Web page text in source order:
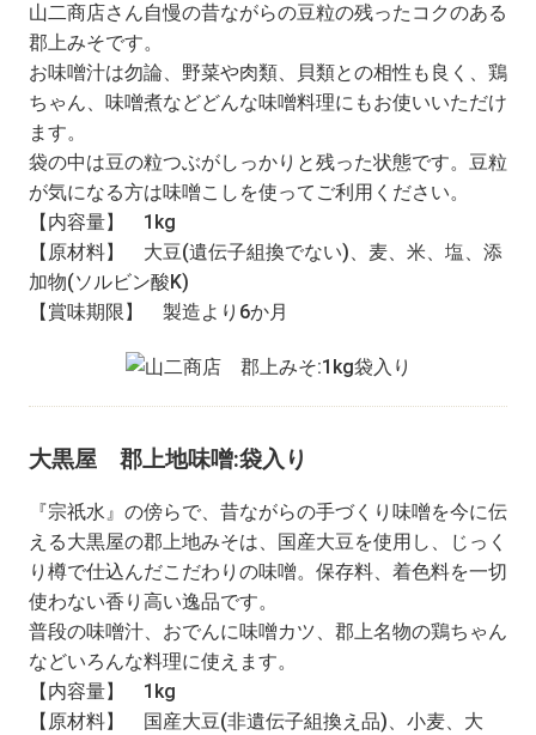
山二商店さん自慢の昔ながらの豆粒の残ったコクのある
郡上みそです。
お味噌汁は勿論、野菜や肉類、貝類との相性も良く、鶏
ちゃん、味噌煮などどんな味噌料理にもお使いいただけ
ます。
袋の中は豆の粒つぶがしっかりと残った状態です。豆粒
が気になる方は味噌こしを使ってご利用ください。
【内容量】 1kg
【原材料】 大豆(遺伝子組換でない)、麦、米、塩、添
加物(ソルビン酸K)
【賞味期限】 製造より6か月
大黒屋 郡上地味噌:袋入り
『宗祇水』の傍らで、昔ながらの手づくり味噌を今に伝
える大黒屋の郡上地みそは、国産大豆を使用し、じっく
り樽で仕込んだこだわりの味噌。保存料、着色料を一切
使わない香り高い逸品です。
普段の味噌汁、おでんに味噌カツ、郡上名物の鶏ちゃん
などいろんな料理に使えます。
【内容量】 1kg
【原材料】 国産大豆(非遺伝子組換え品)、小麦、大